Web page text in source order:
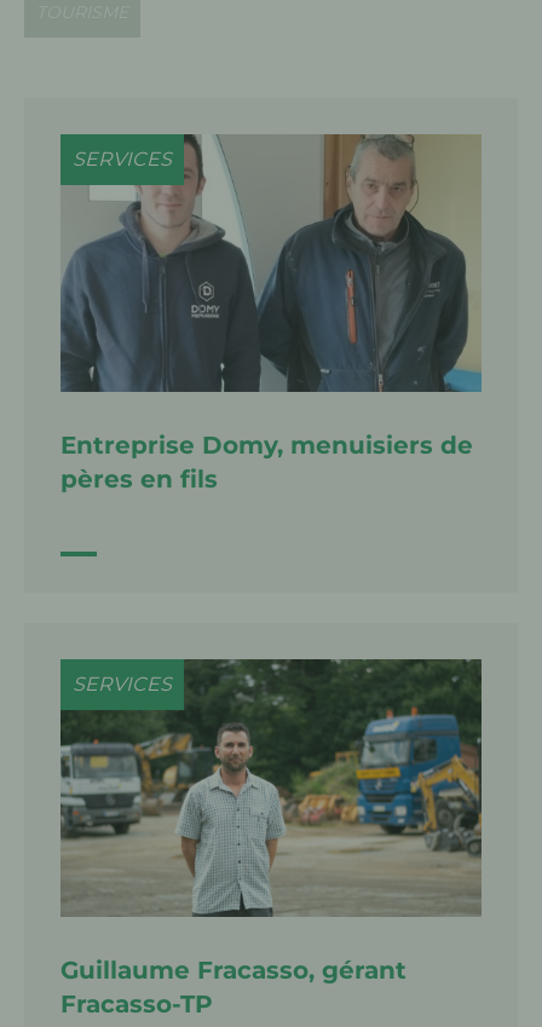
Entreprise Domy, menuisiers de
pères en fils
SERVICES
Guillaume Fracasso, gérant
Fracasso-TP
SERVICES